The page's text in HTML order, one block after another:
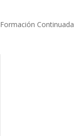
Formación Continuada